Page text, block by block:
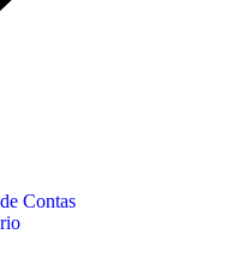
Contas